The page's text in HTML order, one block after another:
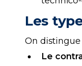
Les
On
Le